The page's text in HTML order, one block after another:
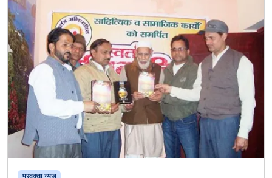
प्रवक्ता न्यूज़
स्वतंत्र अभिव्यक्ति नजीबाबाद द्वारा कवि गोष्ठी व अमीर
नहटौरी के गजल संग्रह ’’जागते मंजर’’ का विमोचन
समारोह संपन्न….
March 7, 2014